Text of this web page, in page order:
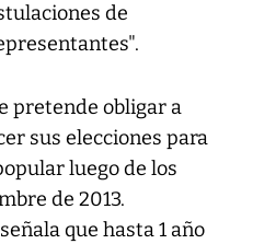
de
pretende obligar a
sus elecciones para
luego de los
de 2013.
que hasta 1 año